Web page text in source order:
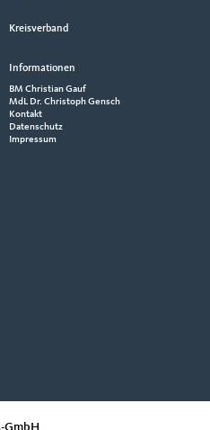
Kreisverband
Informationen
BM Christian Gauf
MdL Dr. Christoph Gensch
Kontakt
Datenschutz
Impressum